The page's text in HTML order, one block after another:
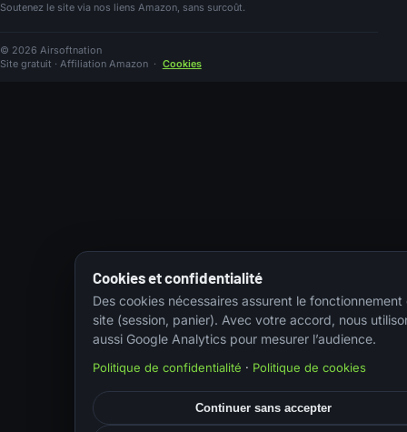
Soutenez le site via nos liens Amazon, sans surcoût.
© 2026 Airsoftnation
Site gratuit · Affiliation Amazon · Cookies
Cookies et confidentialité
Des cookies nécessaires assurent le fonctionnement
site (session, panier). Avec votre accord, nous
aussi Google Analytics pour mesurer l’audience.
Politique de confidentialité · Politique de cookies
Continuer sans accepter